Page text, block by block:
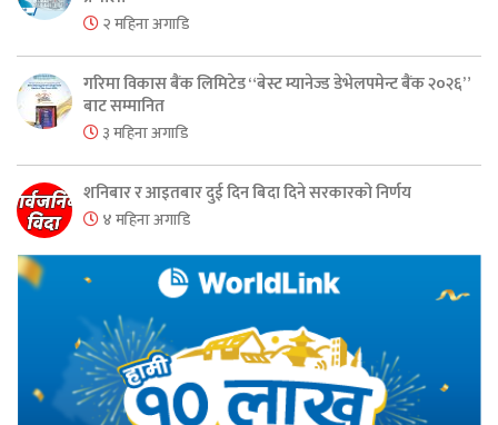
२ महिना अगाडि
गरिमा विकास बैंक लिमिटेड “बेस्ट म्यानेज्ड डेभेलपमेन्ट बैंक २०२६”
बाट सम्मानित
३ महिना अगाडि
शनिबार र आइतबार दुई दिन बिदा दिने सरकारको निर्णय
४ महिना अगाडि